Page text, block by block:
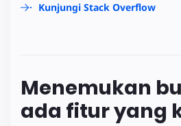
Kunjungi Stack Overflow
Menemukan
ada fitur yang